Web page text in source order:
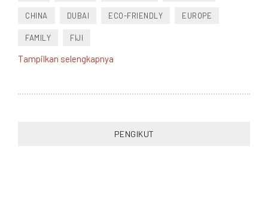
CHINA DUBAI ECO-FRIENDLY EUROPE
FAMILY FIJI
FOOD FRANCE
Tampilkan selengkapnya
PENGIKUT